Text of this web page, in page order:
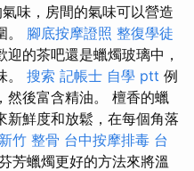
味，房間的氣味可以營造
。 腳底按摩證照 整復學徒
的茶吧還是蠟燭玻璃中，
。 搜索 記帳士 自學 ptt 例
然後富含精油。 檀香的蠟
新鮮度和放鬆，在每個角落
新竹 整骨 台中按摩排毒 台
芳蠟燭更好的方法來將溫